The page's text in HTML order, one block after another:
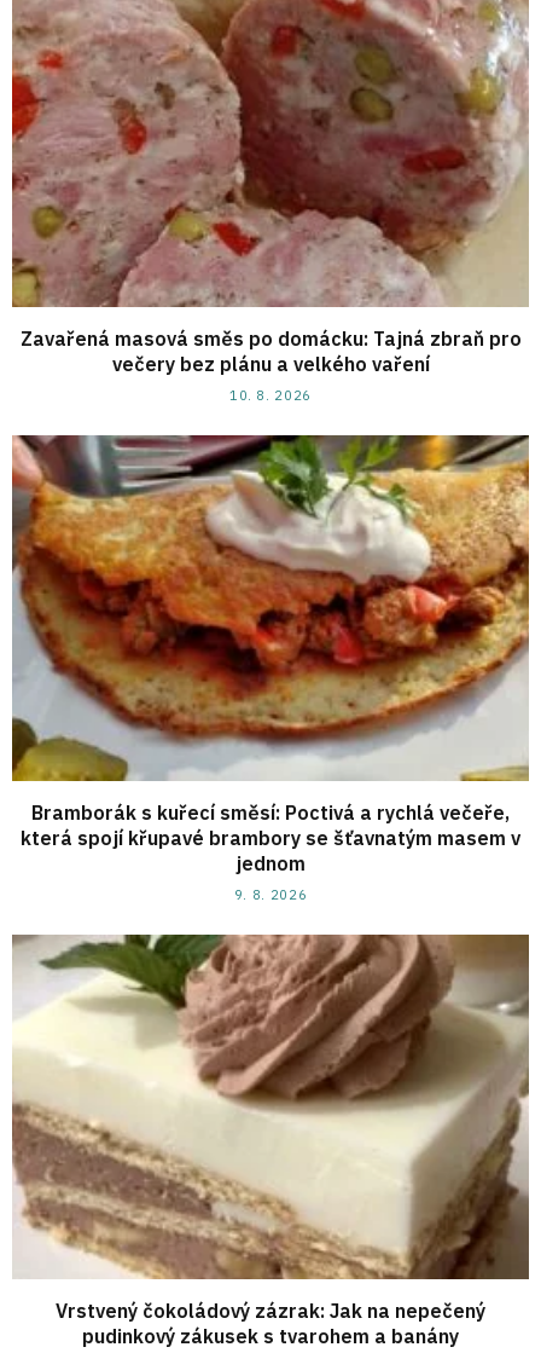
Zavařená masová směs po domácku: Tajná zbraň pro
večery bez plánu a velkého vaření
10. 8. 2026
Bramborák s kuřecí směsí: Poctivá a rychlá večeře,
která spojí křupavé brambory se šťavnatým masem v
jednom
9. 8. 2026
Vrstvený čokoládový zázrak: Jak na nepečený
pudinkový zákusek s tvarohem a banány